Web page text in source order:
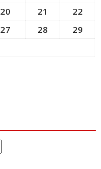
20 21
22
27 28
29